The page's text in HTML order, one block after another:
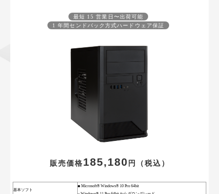
最短 15 営業日〜出荷可能
1 年間センドバック方式ハードウェア保証
販売価格185,180 円 （税込）
基本ソフト
■ Microsoft® Windows® 10 Pro 64bit